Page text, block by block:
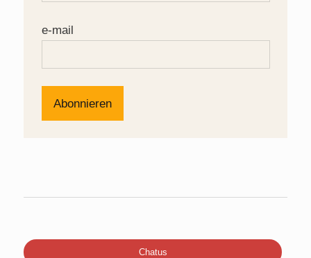
e-mail
Chatus